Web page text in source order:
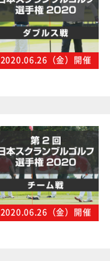
2020.06.26（金）開催
2020.06.26（金）開催